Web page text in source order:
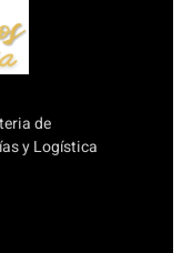
de
y Logística